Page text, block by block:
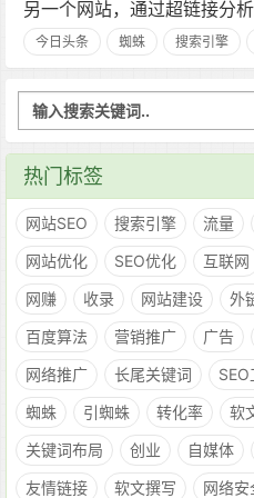
另一个网站，通过超链接分
今日头条 蜘蛛 搜索引擎
热门标签
网站SEO 搜索引擎 流量
网站优化
SEO优化 互联网
网赚
收录 网站建设 外
百度算法
营销推广 广告
网络推广
长尾关键词
蜘蛛
引蜘蛛 转化率 软
关键词布局
创业 自媒体
友情链接
软文撰写 网络安